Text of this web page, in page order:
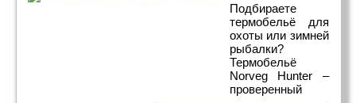
Подбираете
термобельё для
охоты или зимней
рыбалки?
Термобельё
Norveg Hunter –
проверенный